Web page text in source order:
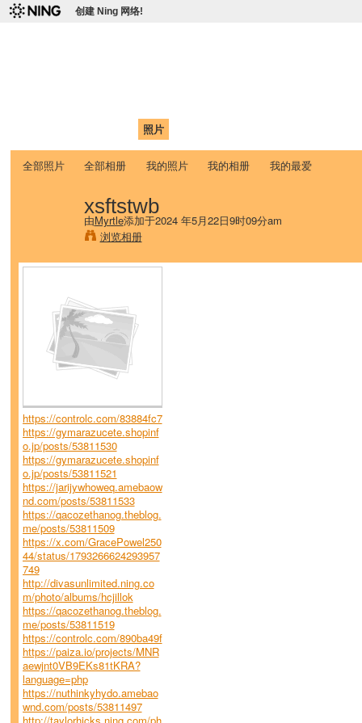
创建 Ning 网络!
照片
全部照片 全部相册 我的照片 我的相册 我的最爱
xsftstwb
由Myrtle添加于2024 年5月22日9时09分am
浏览相册
https://controlc.com/83884fc7
https://gymarazucete.shopinf
o.jp/posts/53811530
https://gymarazucete.shopinf
o.jp/posts/53811521
https://jarijywhoweq.amebaow
nd.com/posts/53811533
https://qacozethanog.theblog.
me/posts/53811509
https://x.com/GracePowel250
44/status/1793266624293957
749
http://divasunlimited.ning.co
m/photo/albums/hcjillok
https://qacozethanog.theblog.
me/posts/53811519
https://controlc.com/890ba49f
https://paiza.io/projects/MNR
aewjnt0VB9EKs81tKRA?
language=php
https://nuthinkyhydo.amebao
wnd.com/posts/53811497